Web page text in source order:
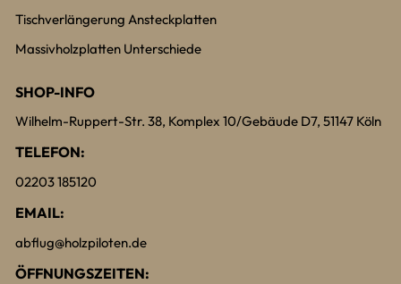
Tischverlängerung Ansteckplatten
Massivholzplatten Unterschiede
SHOP-INFO
Wilhelm-Ruppert-Str. 38, Komplex 10/Gebäude D7, 51147 Köln
TELEFON:
02203 185120
EMAIL:
abflug@holzpiloten.de
ÖFFNUNGSZEITEN: